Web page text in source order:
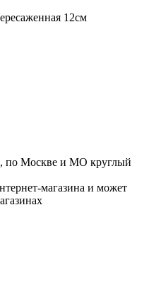
12см
по Москве и МО круглый
магазина и может